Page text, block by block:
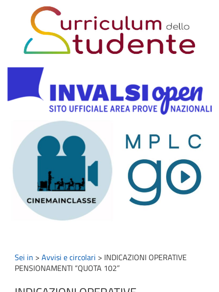
Sei in > Avvisi e circolari > INDICAZIONI OPERATIVE
PENSIONAMENTI “QUOTA 102”